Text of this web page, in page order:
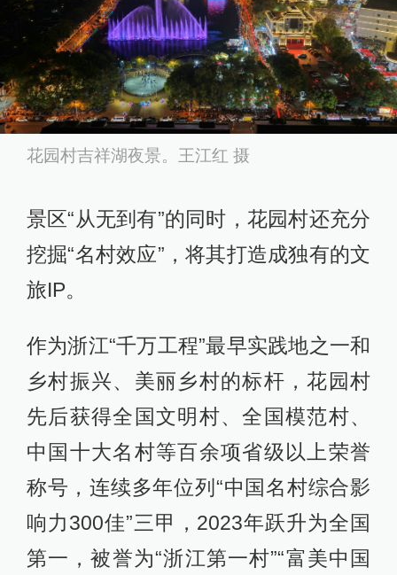
花园村吉祥湖夜景。王江红 摄
景区“从无到有”的同时，花园村还充分
挖掘“名村效应”，将其打造成独有的文
旅IP。
作为浙江“千万工程”最早实践地之一和
乡村振兴、美丽乡村的标杆，花园村
先后获得全国文明村、全国模范村、
中国十大名村等百余项省级以上荣誉
称号，连续多年位列“中国名村综合影
响力300佳”三甲，2023年跃升为全国
第一，被誉为“浙江第一村”“富美中国